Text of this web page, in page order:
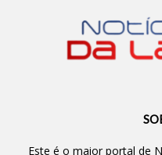
Este é o maior portal de